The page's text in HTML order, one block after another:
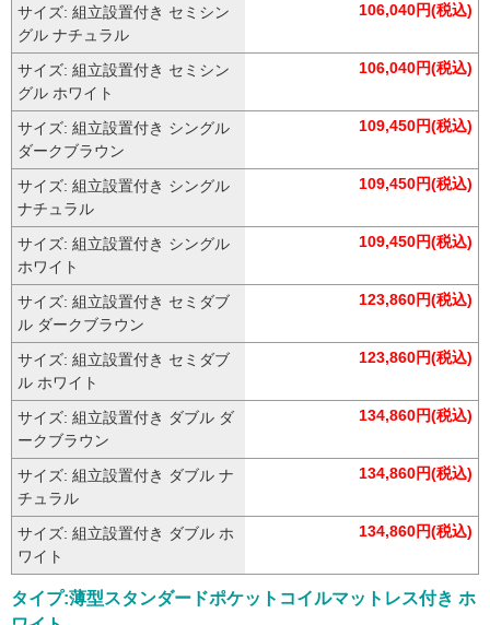
サイズ: 組立設置付き セミシン
グル ナチュラル
106,040円(税込)
サイズ: 組立設置付き セミシン
グル ホワイト
106,040円(税込)
サイズ: 組立設置付き シングル
ダークブラウン
109,450円(税込)
サイズ: 組立設置付き シングル
ナチュラル
109,450円(税込)
サイズ: 組立設置付き シングル
ホワイト
109,450円(税込)
サイズ: 組立設置付き セミダブ
ル ダークブラウン
123,860円(税込)
サイズ: 組立設置付き セミダブ
ル ホワイト
123,860円(税込)
サイズ: 組立設置付き ダブル ダ
ークブラウン
134,860円(税込)
サイズ: 組立設置付き ダブル ナ
チュラル
134,860円(税込)
サイズ: 組立設置付き ダブル ホ
ワイト
134,860円(税込)
タイプ:薄型スタンダードポケットコイルマットレス付き ホ